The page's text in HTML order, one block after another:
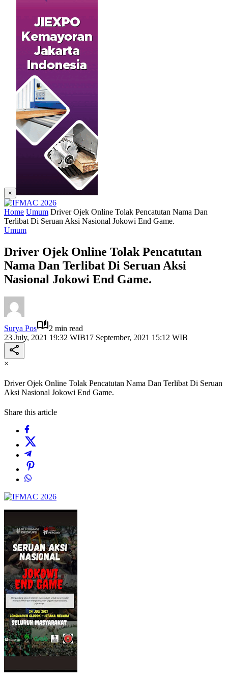
×
Home Umum Driver Ojek Online Tolak Pencatutan Nama Dan
Terlibat Di Seruan Aksi Nasional Jokowi End Game.
Umum
Driver Ojek Online Tolak Pencatutan
Nama Dan Terlibat Di Seruan Aksi
Nasional Jokowi End Game.
Surya Pos
2 min read
23 July, 2021 19:32 WIB17 September, 2021 15:12 WIB
×
Driver Ojek Online Tolak Pencatutan Nama Dan Terlibat Di Seruan
Aksi Nasional Jokowi End Game.
Share this article